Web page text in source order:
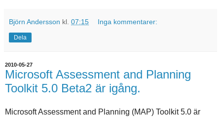
Björn Andersson kl. 07:15 Inga kommentarer:
Dela
2010-05-27
Microsoft Assessment and Planning
Toolkit 5.0 Beta2 är igång.
Microsoft Assessment and Planning (MAP) Toolkit 5.0 är